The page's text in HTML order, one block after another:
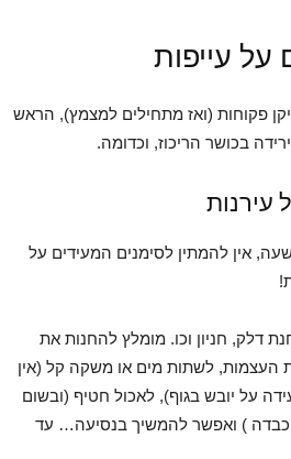
על עייפות
פקוחות (ואז מתחילים למצמץ), הראש
בכושר הריכוז, וכדומה.
עירנות
אין להמתין לסימנים המעידים על
דלק, חניון וכו. מומלץ להחנות את
העצמות, לשתות מים או משקה קל (אין
על יובש בגוף), לאכול חטיף (ובשום
כבדה ) ואפשר להמשיך בנסיעה… עד